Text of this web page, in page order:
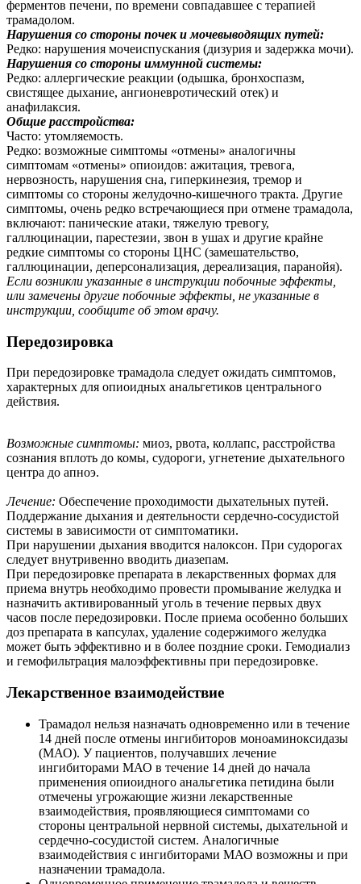
ферментов печени, по времени совпадавшее с терапией
трамадолом.
Нарушения со стороны почек и мочевыводящих путей:
Редко: нарушения мочеиспускания (дизурия и задержка мочи).
Нарушения со стороны иммунной системы:
Редко: аллергические реакции (одышка, бронхоспазм,
свистящее дыхание, ангионевротический отек) и
анафилаксия.
Общие расстройства:
Часто: утомляемость.
Редко: возможные симптомы «отмены» аналогичны
симптомам «отмены» опиоидов: ажитация, тревога,
нервозность, нарушения сна, гиперкинезия, тремор и
симптомы со стороны желудочно-кишечного тракта. Другие
симптомы, очень редко встречающиеся при отмене трамадола,
включают: панические атаки, тяжелую тревогу,
галлюцинации, парестезии, звон в ушах и другие крайне
редкие симптомы со стороны ЦНС (замешательство,
галлюцинации, деперсонализация, дереaлизация, паранойя).
Если возникли указанные в инструкции побочные эффекты,
или замечены другие побочные эффекты, не указанные в
инструкции, сообщите об этом врачу.
Передозировка
При передозировке трамадола следует ожидать симптомов,
характерных для опиоидных анальгетиков центрального
действия.
Возможные симптомы: миоз, рвота, коллапс, расстройства
сознания вплоть до комы, судороги, угнетение дыхательного
центра до апноэ.
Лечение: Обеспечение проходимости дыхательных путей.
Поддержание дыхания и деятельности сердечно-сосудистой
системы в зависимости от симптоматики.
При нарушении дыхания вводится налоксон. При судорогах
следует внутривенно вводить диазепам.
При передозировке препарата в лекарственных формах для
приема внутрь необходимо провести промывание желудка и
назначить активированный уголь в течение первых двух
часов после передозировки. После приема особенно больших
доз препарата в капсулах, удаление содержимого желудка
может быть эффективно и в более поздние сроки. Гемодиализ
и гемофильтрация малоэффективны при передозировке.
Лекарственное взаимодействие
Трамадол нельзя назначать одновременно или в течение
14 дней после отмены ингибиторов моноаминоксидазы
(МАО). У пациентов, получавших лечение
ингибиторами МАО в течение 14 дней до начала
применения опиоидного анальгетика петидина были
отмечены угрожающие жизни лекарственные
взаимодействия, проявляющиеся симптомами со
стороны центральной нервной системы, дыхательной и
сердечно-сосудистой систем. Аналогичные
взаимодействия с ингибиторами МАО возможны и при
назначении трамадола.